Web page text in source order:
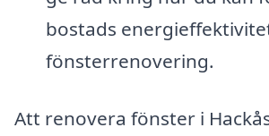
bostads
fönsterrenovering.
Att renovera fönster i